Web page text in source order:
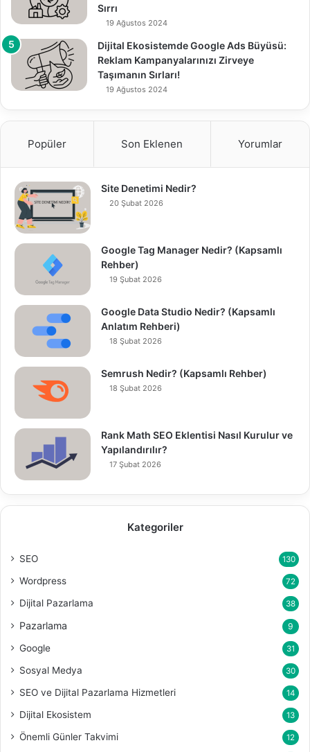
Sırrı
19 Ağustos 2024
Dijital Ekosistemde Google Ads Büyüsü:
Reklam Kampanyalarınızı Zirveye
Taşımanın Sırları!
19 Ağustos 2024
Popüler Son Eklenen Yorumlar
Site Denetimi Nedir?
20 Şubat 2026
Google Tag Manager Nedir? (Kapsamlı
Rehber)
19 Şubat 2026
Google Data Studio Nedir? (Kapsamlı
Anlatım Rehberi)
18 Şubat 2026
Semrush Nedir? (Kapsamlı Rehber)
18 Şubat 2026
Rank Math SEO Eklentisi Nasıl Kurulur ve
Yapılandırılır?
17 Şubat 2026
Kategoriler
SEO 130
Wordpress 72
Dijital Pazarlama 38
Pazarlama 9
Google 31
Sosyal Medya 30
SEO ve Dijital Pazarlama Hizmetleri 14
Dijital Ekosistem 13
Önemli Günler Takvimi 12